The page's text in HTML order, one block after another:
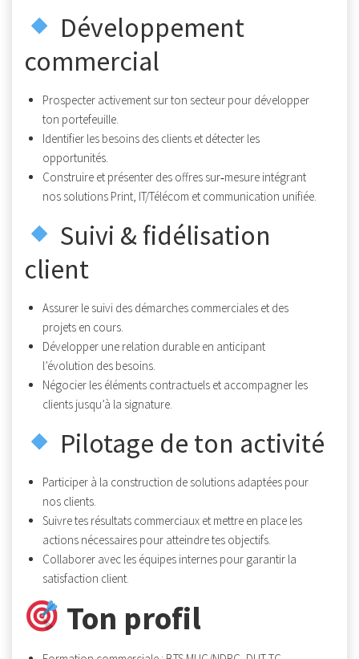
Développement
commercial
Prospecter activement sur ton secteur pour développer
ton portefeuille.
Identifier les besoins des clients et détecter les
opportunités.
Construire et présenter des offres sur‑mesure intégrant
nos solutions Print, IT/Télécom et communication unifiée.
Suivi & fidélisation
client
Assurer le suivi des démarches commerciales et des
projets en cours.
Développer une relation durable en anticipant
l’évolution des besoins.
Négocier les éléments contractuels et accompagner les
clients jusqu’à la signature.
Pilotage de ton activité
Participer à la construction de solutions adaptées pour
nos clients.
Suivre tes résultats commerciaux et mettre en place les
actions nécessaires pour atteindre tes objectifs.
Collaborer avec les équipes internes pour garantir la
satisfaction client.
Ton profil